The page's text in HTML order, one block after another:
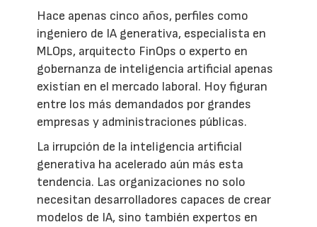
Hace apenas cinco años, perfiles como
ingeniero de IA generativa, especialista en
MLOps, arquitecto FinOps o experto en
gobernanza de inteligencia artificial apenas
existían en el mercado laboral. Hoy figuran
entre los más demandados por grandes
empresas y administraciones públicas.
La irrupción de la inteligencia artificial
generativa ha acelerado aún más esta
tendencia. Las organizaciones no solo
necesitan desarrolladores capaces de crear
modelos de IA, sino también expertos en